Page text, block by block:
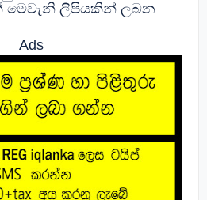
මෙවැනි ලිපියකින් ලබන
Ads